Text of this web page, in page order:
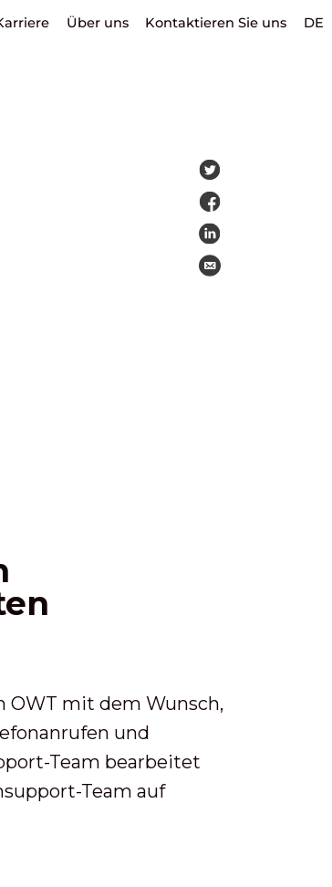
Über uns Kontaktieren Sie uns DE
OWT mit dem Wunsch,
und
Team bearbeitet
Team auf